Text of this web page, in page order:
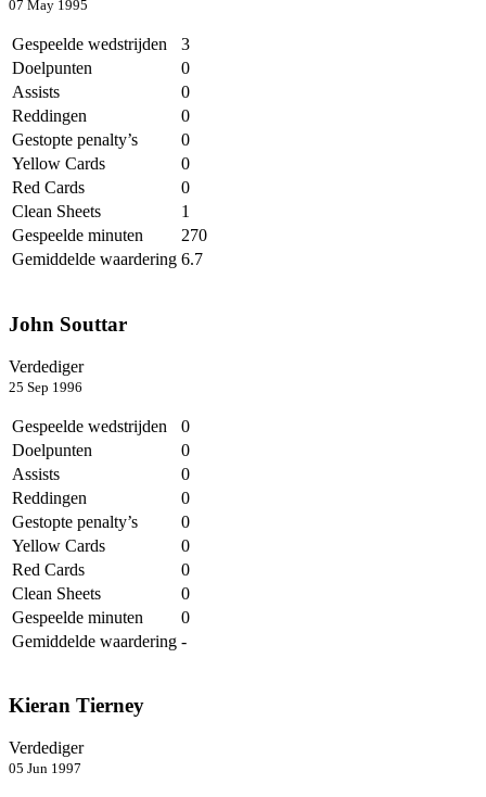
07 May 1995
Gespeelde wedstrijden
3
Doelpunten
0
Assists
0
Reddingen
0
Gestopte penalty’s
0
Yellow Cards
0
Red Cards
0
Clean Sheets
1
Gespeelde minuten
270
Gemiddelde waardering 6.7
John Souttar
Verdediger
25 Sep 1996
Gespeelde wedstrijden
0
Doelpunten
0
Assists
0
Reddingen
0
Gestopte penalty’s
0
Yellow Cards
0
Red Cards
0
Clean Sheets
0
Gespeelde minuten
0
Gemiddelde waardering -
Kieran Tierney
Verdediger
05 Jun 1997